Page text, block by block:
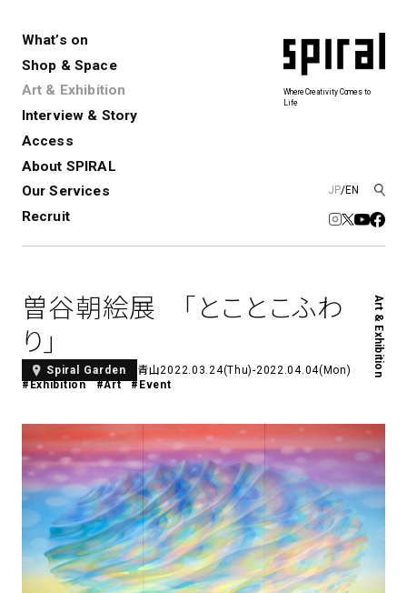
What’s on
Shop & Space
Art & Exhibition
Interview & Story
Access
About SPIRAL
Our Services
Recruit
JP/EN
Where Creativity Comes to
Life
Spiral
Spiral Market6
アトレ吉祥寺
KITTE丸の内
⼆⼦⽟川 Dogwood Plaza
横浜赤レンガ倉庫
ルクア⼤阪
Spiral Hall
Nail Salon4 Café3
Exhibition
展覧会やイベント
演劇やダンス、ライブ公演、イベント
Art Projects
アートプロジェクト・イベント
とした公募展形式のアートフェスティ
Spiral Schole
スパイラルが推進するエデュケーシ
ョンプログラム
Spiral Print Collection
スパイラルが提案するオリジナルプ
リント作品
SPIRALのご紹介
Spiral Annual Report プレスリリース
採用情報 お問い合わせ
レンタルスペース
コンサルティング 商品開発
新卒採用
アルバイト・その他
曽谷朝絵展 「とことこふわ
り」
Spiral Garden 青山2022.03.24(Thu)-2022.04.04(Mon)
#Exhibition
#Art #Event
Art & Exhibition